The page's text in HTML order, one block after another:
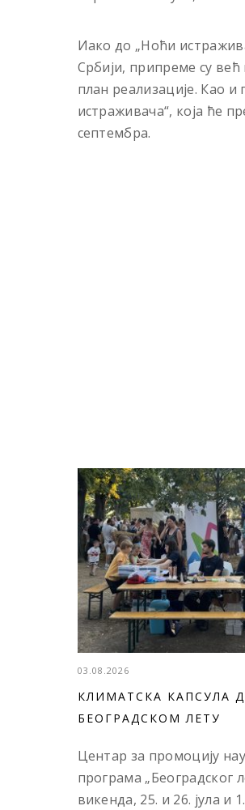
Иако до „Ноћи
Србији, припреме су
план реализације. Као
истраживача“, која ће
септембра.
03.08.2026
КЛИМАТСКА КАПСУЛА
БЕОГРАДСКОМ ЛЕТУ
Центар за промоцију
програма „Београдског
викенда, 25. и 26. јула и